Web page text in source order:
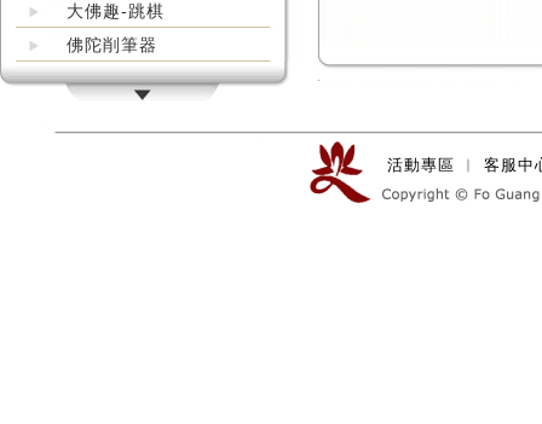
大佛趣-跳棋
佛陀削筆器
活動專區 ︱ 客服中